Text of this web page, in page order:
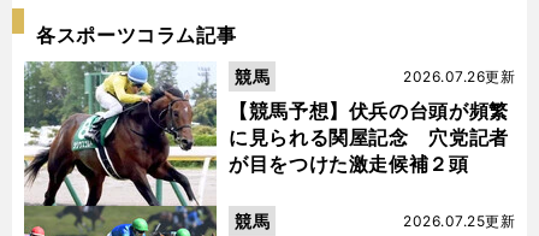
各スポーツコラム記事
【競馬予想】伏兵の台頭が頻繁
に見られる関屋記念 穴党記者
が目をつけた激走候補２頭
2026.07.26更新
競馬
2026.07.25更新
競馬